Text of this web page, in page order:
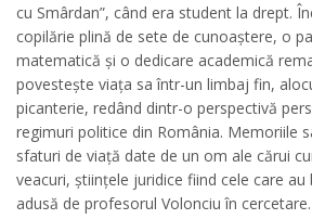
cu Smârdan”, când era student la drept.
copilărie plină de sete de cunoaștere, o
matematică și o dedicare academică
povestește viața sa într-un limbaj fin,
picanterie, redând dintr-o perspectivă
regimuri politice din România. Memoriile
sfaturi de viață date de un om ale cărui
veacuri, științele juridice fiind cele care
adusă de profesorul Volonciu în cercetare.